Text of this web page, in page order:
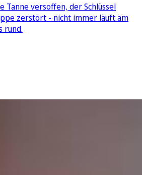
Tanne versoffen, der Schlüssel
zerstört - nicht immer läuft am
rund.